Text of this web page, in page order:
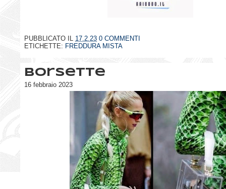
PUBBLICATO IL 17.2.23 0 COMMENTI
ETICHETTE: FREDDURA MISTA
Borsette
16 febbraio 2023